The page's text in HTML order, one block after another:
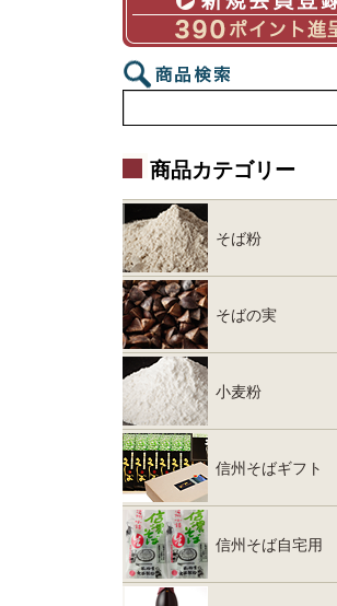
商品カテゴリー
そば粉
そばの実
小麦粉
信州そばギフト
信州そば自宅用